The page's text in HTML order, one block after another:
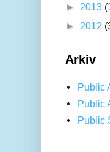
► 2013
► 2012
Arkiv
Public
Public
Public